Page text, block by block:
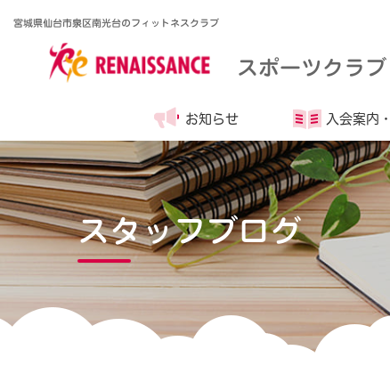
宮城県仙台市泉区南光台のフィットネスクラブ
スポーツクラブ
お知らせ 入会案内・
スタッフブログ